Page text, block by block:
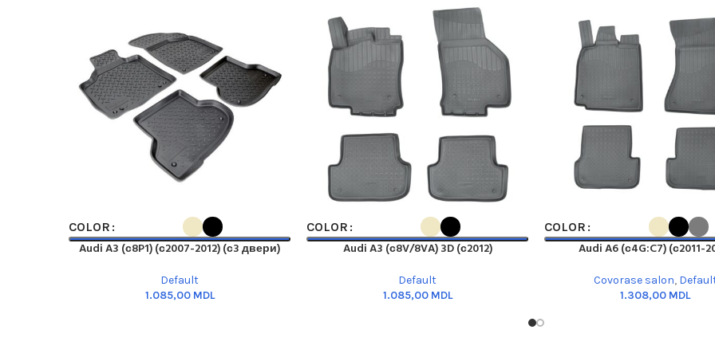
SELECT OPTIONS
COLOR
Audi A3 (с8P1) (с2007-2012) (с3 двери)
Default
MDL
SELECT OPTIONS
COLOR
Audi A3 (с8V/8VA) 3D (с2012)
Default
MDL
SELECT OPTIONS
COLOR
Audi A6 (с4G:C7) (с2011-
Covorase salon,
MDL